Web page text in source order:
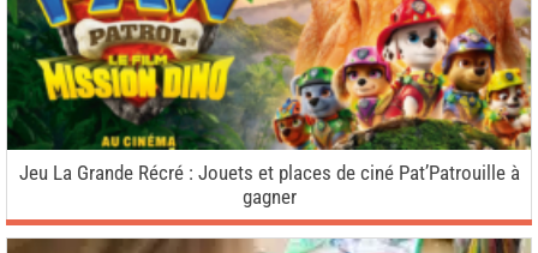
Jeu La Grande Récré : Jouets et places de ciné Pat’Patrouille à
gagner